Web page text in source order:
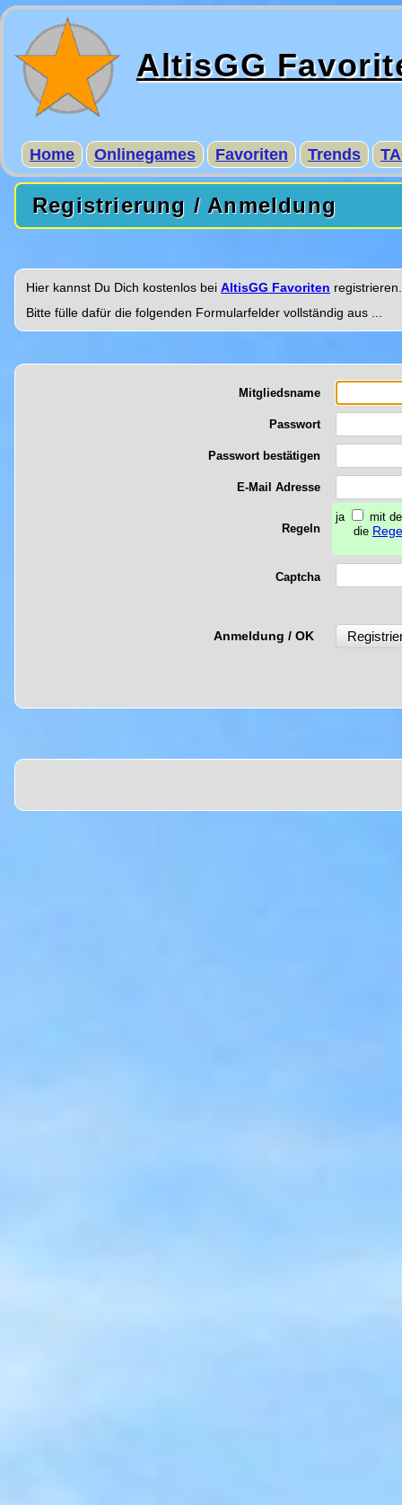
AltisGG
Home Onlinegames Favoriten Trends
Registrierung / Anmeldung
Hier kannst Du Dich kostenlos bei AltisGG Favoriten registrieren.
Bitte fülle dafür die folgenden Formularfelder vollständig aus ...
Mitgliedsname
Passwort
Passwort bestätigen
E-Mail Adresse
Regeln
ja
mit
die
Captcha
Anmeldung / OK